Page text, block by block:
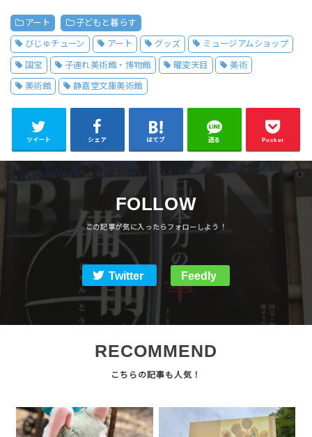
アート 子どもと暮らす
びじゅチューン アート グッズ ミュージアムショップ
国宝 子連れ美術館・博物館 曜変天目 美術
美術館 静嘉堂文庫美術館
ツイート シェア はてブ 送る Pocket
FOLLOW
Twitter Feedly
RECOMMEND